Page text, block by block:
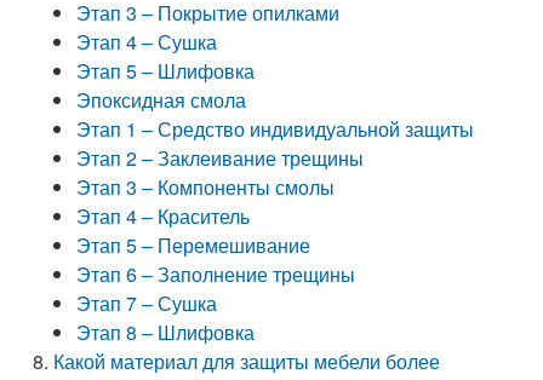
Этап 3 – Покрытие опилками
Этап 4 – Сушка
Этап 5 – Шлифовка
Эпоксидная смола
Этап 1 – Средство индивидуальной защиты
Этап 2 – Заклеивание трещины
Этап 3 – Компоненты смолы
Этап 4 – Краситель
Этап 5 – Перемешивание
Этап 6 – Заполнение трещины
Этап 7 – Сушка
Этап 8 – Шлифовка
Какой материал для защиты мебели более